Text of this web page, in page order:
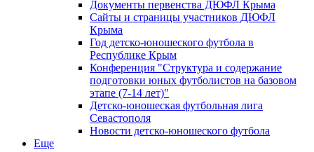
Документы первенства ДЮФЛ Крыма
Сайты и страницы участников ДЮФЛ
Крыма
Год детско-юношеского футбола в
Республике Крым
Конференция "Структура и содержание
подготовки юных футболистов на базовом
этапе (7-14 лет)"
Детско-юношеская футбольная лига
Севастополя
Новости детско-юношеского футбола
Еще